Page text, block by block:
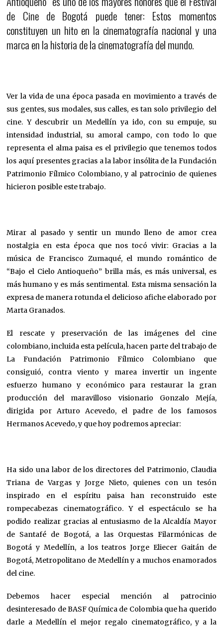
de Cine de Bogotá puede tener: Estos momentos
constituyen un hito en la cinematografía nacional y una
marca en la historia de la cinematografía del mundo.
Ver la vida de una época pasada en movimiento a través de
sus gentes, sus modales, sus calles, es tan solo privilegio del
cine. Y descubrir un Medellín ya ido, con su empuje, su
intensidad industrial, su amoral campo, con todo lo que
representa el alma paisa es el privilegio que tenemos todos
los aquí presentes gracias a la labor insólita de la Fundación
Patrimonio Fílmico Colombiano, y al patrocinio de quienes
hicieron posible este trabajo.
Mirar al pasado y sentir un mundo lleno de amor crea
nostalgia en esta época que nos tocó vivir: Gracias a la
música de Francisco Zumaqué, el mundo romántico de
“Bajo el Cielo Antioqueño” brilla más, es más universal, es
más humano y es más sentimental. Esta misma sensación la
expresa de manera rotunda el delicioso afiche elaborado por
Marta Granados.
El rescate y preservación de las imágenes del cine
colombiano, incluida esta película, hacen parte del trabajo de
La Fundación Patrimonio Fílmico Colombiano que
consiguió, contra viento y marea invertir un ingente
esfuerzo humano y económico para restaurar la gran
producción del maravilloso visionario Gonzalo Mejía,
dirigida por Arturo Acevedo, el padre de los famosos
Hermanos Acevedo, y que hoy podremos apreciar:
Ha sido una labor de los directores del Patrimonio, Claudia
Triana de Vargas y Jorge Nieto, quienes con un tesón
inspirado en el espíritu paisa han reconstruido este
rompecabezas cinematográfico. Y el espectáculo se ha
podido realizar gracias al entusiasmo de la Alcaldía Mayor
de Santafé de Bogotá, a las Orquestas Filarmónicas de
Bogotá y Medellín, a los teatros Jorge Eliecer Gaitán de
Bogotá, Metropolitano de Medellín y a muchos enamorados
del cine.
Debemos hacer especial mención al patrocinio
desinteresado de BASF Química de Colombia que ha querido
darle a Medellín el mejor regalo cinematográfico, y a la